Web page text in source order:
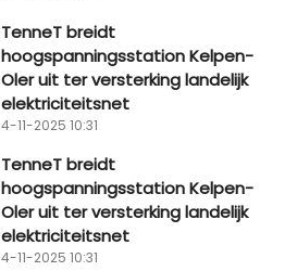
TenneT breidt
hoogspanningsstation Kelpen-
Oler uit ter versterking landelijk
elektriciteitsnet
4-11-2025 10:31
TenneT breidt
hoogspanningsstation Kelpen-
Oler uit ter versterking landelijk
elektriciteitsnet
4-11-2025 10:31